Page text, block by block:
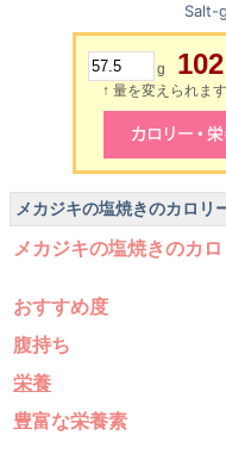
Salt-
g 102
↑ 量を変えられま
メカジキの塩焼きのカロリ
メカジキの塩焼きのカ
おすすめ度
腹持ち
栄養
豊富な栄養素